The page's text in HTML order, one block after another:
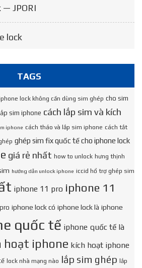
— JPORI
lock
TAGS
lock không cần dùng sim ghép cho sim
sim iphone cách lắp sim và kích
iphone cách tháo và lắp sim iphone cách tắt
ghép sim fix quốc tế cho iphone lock
giá rẻ nhất how to unlock hưng thịnh
hướng dẫn unlock iphone iccid hổ trợ ghép sim
iphone 11 pro iphone 11
iphone lock có iphone lock là iphone
quốc tế iphone quốc tế là
hoạt iphone kích hoạt iphone
lock nhà mạng nào lắp sim ghép lắp